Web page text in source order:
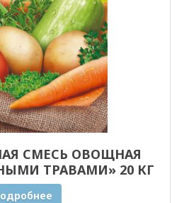
СМЕСЬ ОВОЩНАЯ
ТРАВАМИ» 20 КГ